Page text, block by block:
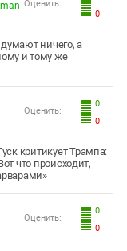
0
Оценить:
ничего, а
и тому же
0
0
Оценить:
критикует Трампа:
что происходит,
0
0
Оценить: